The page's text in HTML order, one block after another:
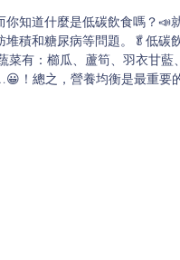
知道什麼是低碳飲食嗎？📣
堆積和糖尿病等問題。🥬低碳
菜有：櫛瓜、蘆筍、羽衣甘
！總之，營養均衡是最重要